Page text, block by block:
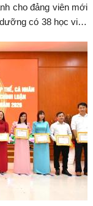
cho đảng viên mới
có 38 học viên